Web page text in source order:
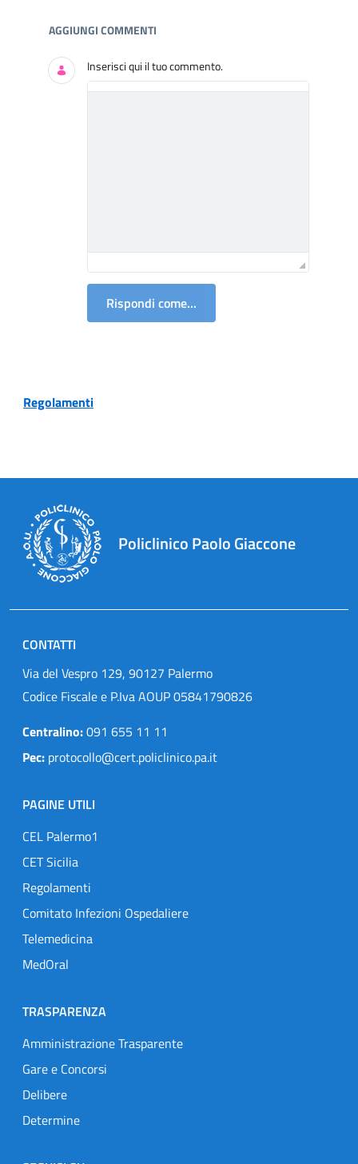
Documenti e Media
AGGIUNGI COMMENTI
Inserisci qui il tuo commento.
Rispondi come...
Regolamenti
Policlinico Paolo Giaccone
CONTATTI
Via del Vespro 129, 90127 Palermo
Codice Fiscale e P.Iva AOUP 05841790826
Centralino:091 655 11 11
Pec: protocollo@cert.policlinico.pa.it
PAGINE UTILI
CEL Palermo1
CET Sicilia
Regolamenti
Comitato Infezioni Ospedaliere
Telemedicina
MedOral
TRASPARENZA
Amministrazione Trasparente
Gare e Concorsi
Delibere
Determine